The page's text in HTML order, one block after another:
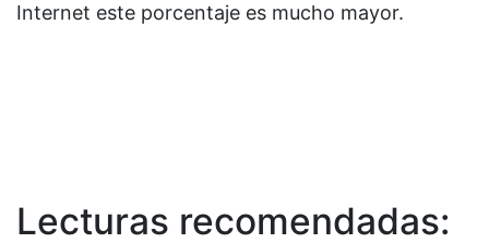
Internet este porcentaje es mucho mayor.
Lecturas recomendadas: